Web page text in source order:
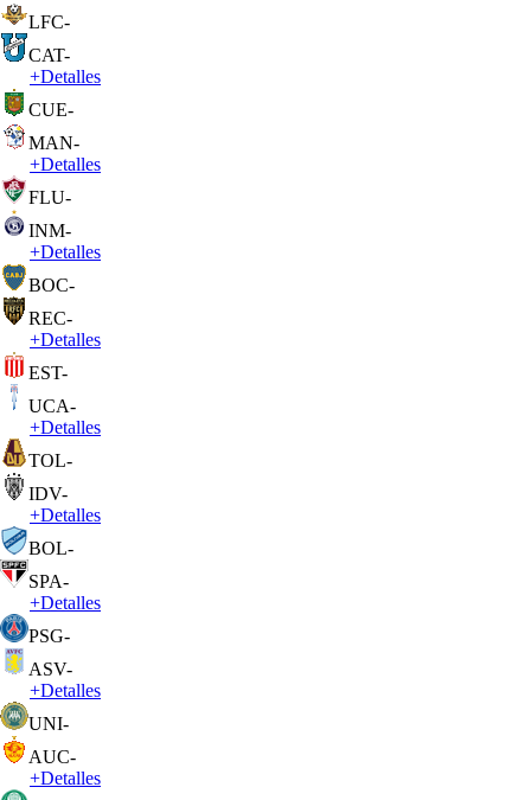
LFC-
CAT-
+Detalles
CUE-
MAN-
+Detalles
FLU-
INM-
+Detalles
BOC-
REC-
+Detalles
EST-
UCA-
+Detalles
TOL-
IDV-
+Detalles
BOL-
SPA-
+Detalles
PSG-
ASV-
+Detalles
UNI-
AUC-
+Detalles